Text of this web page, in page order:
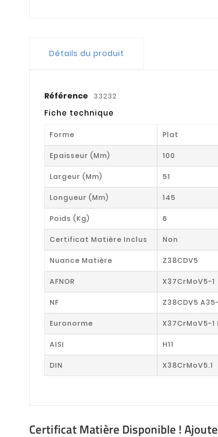
Détails du produit
Référence 33232
Fiche technique
Forme Plat
Epaisseur (mm) 100
Largeur (mm) 51
Longueur (mm) 145
Poids (kg) 6
Certificat Matière Inclus Non
Nuance Matière Z38CDV5
AFNOR X37CrMoV5-1
NF Z38CDV5
Euronorme X37CrMoV5-1
AISI H11
DIN X38CrMoV5.1
Certificat Matière Disponible !